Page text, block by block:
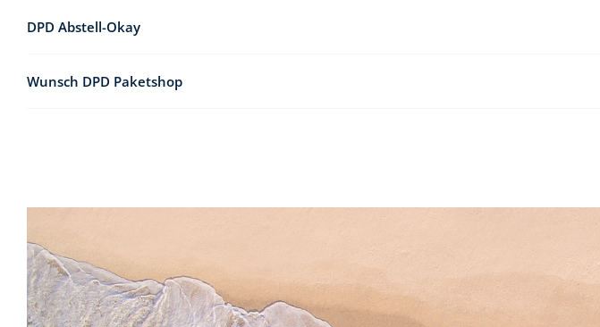
DPD Abstell-Okay
Wunsch DPD Paketshop